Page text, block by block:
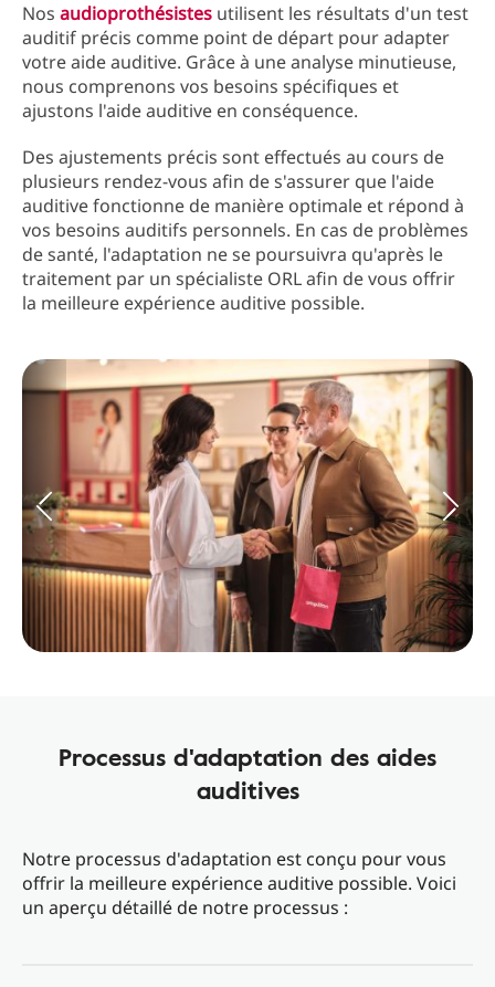
Nos audioprothésistes utilisent les résultats d'un test
auditif précis comme point de départ pour adapter
votre aide auditive. Grâce à une analyse minutieuse,
nous comprenons vos besoins spécifiques et
ajustons l'aide auditive en conséquence.
Des ajustements précis sont effectués au cours de
plusieurs rendez-vous afin de s'assurer que l'aide
auditive fonctionne de manière optimale et répond à
vos besoins auditifs personnels. En cas de problèmes
de santé, l'adaptation ne se poursuivra qu'après le
traitement par un spécialiste ORL afin de vous offrir
la meilleure expérience auditive possible.
Processus d'adaptation des aides
auditives
Notre processus d'adaptation est conçu pour vous
offrir la meilleure expérience auditive possible. Voici
un aperçu détaillé de notre processus :